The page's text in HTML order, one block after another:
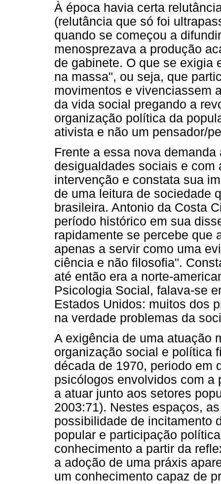
À época havia certa
(relutância que só foi
quando se começou a
menosprezava a produção
de gabinete. O que se exigia
na massa", ou seja, que
movimentos e vivenciassem
da vida social pregando a
organização política da
ativista e não um pensador/
Frente a essa nova
desigualdades sociais e com
intervenção e constata sua
de uma leitura de sociedade
brasileira. Antonio da Costa
período histórico em sua
rapidamente se percebe que
apenas a servir como uma
ciência e não filosofia".
até então era a norte-
Psicologia Social, falava-se
Estados Unidos: muitos dos
na verdade problemas da
A exigência de uma atuação
organização social e política
década de 1970, periodo em
psicólogos envolvidos com a
a atuar junto aos setores
2003:71). Nestes espaços,
possibilidade de incitamento
popular e participação
conhecimento a partir da
a adoção de uma práxis
um conhecimento capaz de